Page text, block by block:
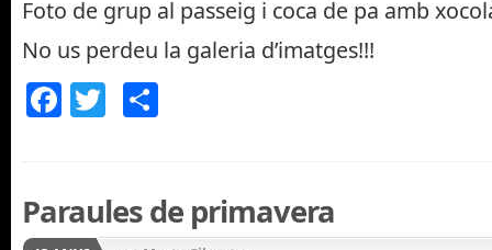
Foto de grup al passeig i coca de pa amb
No us perdeu la galeria d’imatges!!!
Facebook
Twitter
Paraules de primavera